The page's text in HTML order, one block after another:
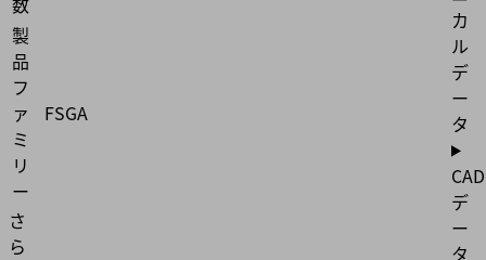
製
品
フ
ァ
ミ
リ
ー
FSGA
さ
ら
カ
ル
デ
ー
タ
CAD
デ
ー
タ